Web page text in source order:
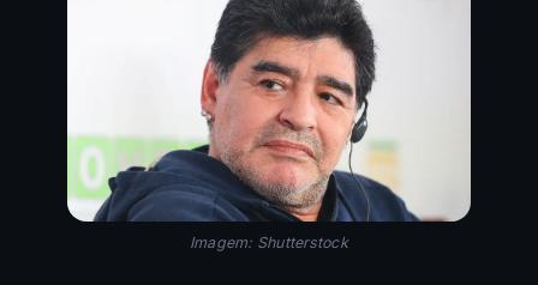
Imagem: Shutterstock